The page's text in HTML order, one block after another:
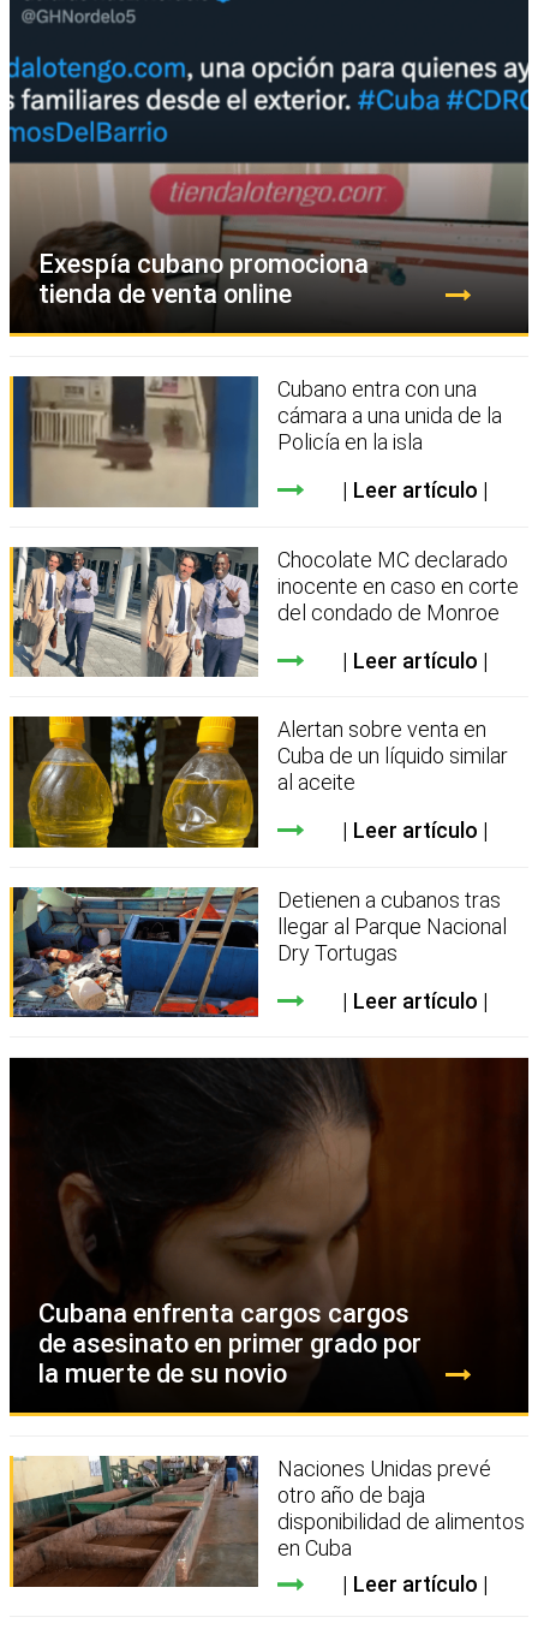
Exespía cubano promociona
tienda de venta online
Cubano entra con una
cámara a una unida de la
Policía en la isla
Leer artículo
Chocolate MC declarado
inocente en caso en corte
del condado de Monroe
Leer artículo
Alertan sobre venta en
Cuba de un líquido similar
al aceite
Leer artículo
Detienen a cubanos tras
llegar al Parque Nacional
Dry Tortugas
Leer artículo
Cubana enfrenta cargos cargos
de asesinato en primer grado por
la muerte de su novio
Naciones Unidas prevé
otro año de baja
disponibilidad de alimentos
en Cuba
Leer artículo